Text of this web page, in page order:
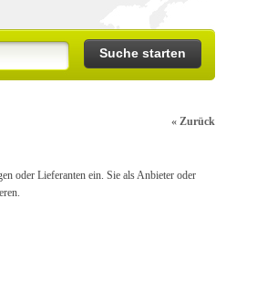
« Zurück
oder Lieferanten ein. Sie als Anbieter oder